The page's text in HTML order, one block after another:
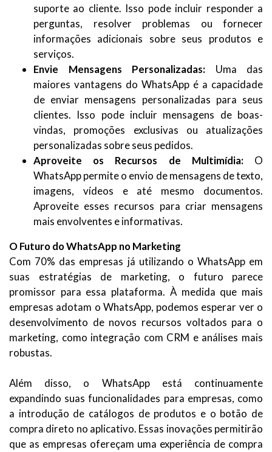
suporte ao cliente. Isso pode incluir responder a
perguntas, resolver problemas ou fornecer
informações adicionais sobre seus produtos e
serviços.
Envie Mensagens Personalizadas: Uma das
maiores vantagens do WhatsApp é a capacidade
de enviar mensagens personalizadas para seus
clientes. Isso pode incluir mensagens de boas-
vindas, promoções exclusivas ou atualizações
personalizadas sobre seus pedidos.
Aproveite os Recursos de Multimídia:O
WhatsApp permite o envio de mensagens de texto,
imagens, vídeos e até mesmo documentos.
Aproveite esses recursos para criar mensagens
mais envolventes e informativas.
O Futuro do WhatsApp no Marketing
Com 70% das empresas já utilizando o WhatsApp em
suas estratégias de marketing, o futuro parece
promissor para essa plataforma. À medida que mais
empresas adotam o WhatsApp, podemos esperar ver o
desenvolvimento de novos recursos voltados para o
marketing, como integração com CRM e análises mais
robustas.
Além disso, o WhatsApp está continuamente
expandindo suas funcionalidades para empresas, como
a introdução de catálogos de produtos e o botão de
compra direto no aplicativo. Essas inovações permitirão
que as empresas ofereçam uma experiência de compra